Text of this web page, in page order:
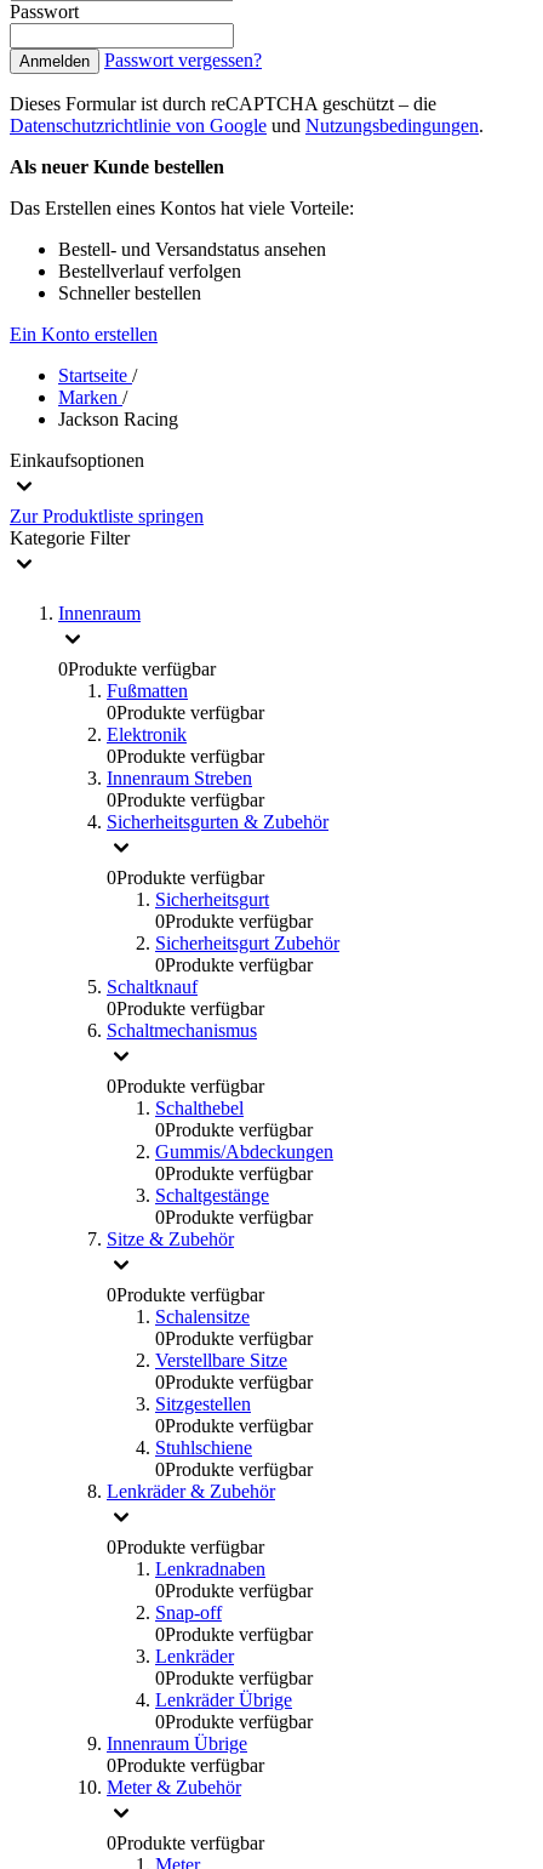
Passwort
Anmelden Passwort vergessen?
Dieses Formular ist durch reCAPTCHA geschützt – die
Datenschutzrichtlinie von Google und Nutzungsbedingungen.
Als neuer Kunde bestellen
Das Erstellen eines Kontos hat viele Vorteile:
Bestell- und Versandstatus ansehen
Bestellverlauf verfolgen
Schneller bestellen
Ein Konto erstellen
Startseite /
Marken /
Jackson Racing
Einkaufsoptionen
Zur Produktliste springen
Kategorie Filter
Innenraum
0Produkte verfügbar
Fußmatten
0Produkte verfügbar
Elektronik
0Produkte verfügbar
Innenraum Streben
0Produkte verfügbar
Sicherheitsgurten & Zubehör
0Produkte verfügbar
Sicherheitsgurt
0Produkte verfügbar
Sicherheitsgurt Zubehör
0Produkte verfügbar
Schaltknauf
0Produkte verfügbar
Schaltmechanismus
0Produkte verfügbar
Schalthebel
0Produkte verfügbar
Gummis/Abdeckungen
0Produkte verfügbar
Schaltgestänge
0Produkte verfügbar
Sitze & Zubehör
0Produkte verfügbar
Schalensitze
0Produkte verfügbar
Verstellbare Sitze
0Produkte verfügbar
Sitzgestellen
0Produkte verfügbar
Stuhlschiene
0Produkte verfügbar
Lenkräder & Zubehör
0Produkte verfügbar
Lenkradnaben
0Produkte verfügbar
Snap-off
0Produkte verfügbar
Lenkräder
0Produkte verfügbar
Lenkräder Übrige
0Produkte verfügbar
Innenraum Übrige
0Produkte verfügbar
Meter & Zubehör
0Produkte verfügbar
Meter